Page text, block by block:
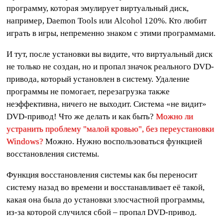
программу, которая эмулирует виртуальный диск,
например, Daemon Tools или Alcohol 120%. Кто любит
играть в игры, непременно знаком с этими программами.
И тут, после установки вы видите, что виртуальный диск
не только не создан, но и пропал значок реального DVD-
привода, который установлен в систему. Удаление
программы не помогает, перезагрузка также
неэффективна, ничего не выходит. Система «не видит»
DVD-привод! Что же делать и как быть?Можно ли
устранить проблему "малой кровью", без переустановки
Windows? Можно. Нужно воспользоваться функцией
восстановления системы.
Функция восстановления системы как бы переносит
систему назад во времени и восстанавливает её такой,
какая она была до установки злосчастной программы,
из-за которой случился сбой – пропал DVD-привод.